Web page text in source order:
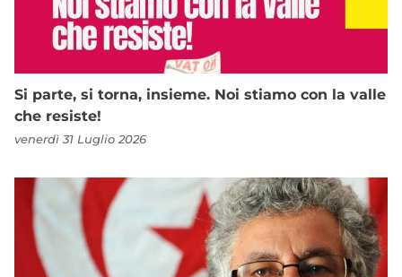
Si parte, si torna, insieme. Noi stiamo con la valle
che resiste!
venerdì 31 Luglio 2026